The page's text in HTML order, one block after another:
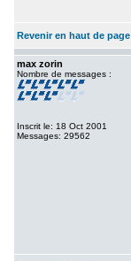
Revenir en haut de page
max zorin
Nombre de messages :
Inscrit le: 18 Oct 2001
Messages: 29562